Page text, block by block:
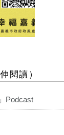
閱讀）
Podcast